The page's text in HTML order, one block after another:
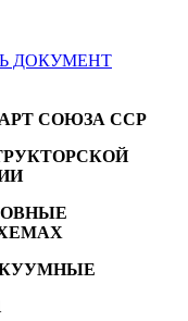
ДОКУМЕНТ
СОЮЗА ССР